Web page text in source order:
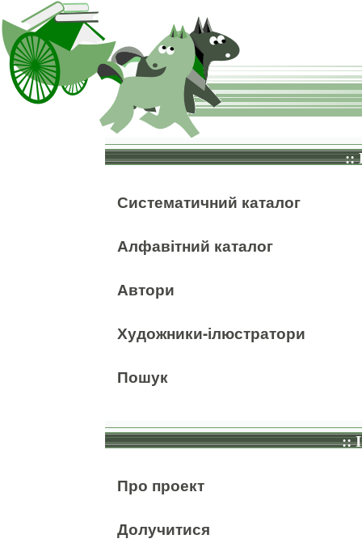
::
Систематичний каталог
Алфавітний каталог
Автори
Художники-ілюстратори
Пошук
::
Про проект
Долучитися